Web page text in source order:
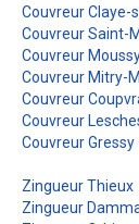
Couvreur Claye-
Couvreur Saint-
Couvreur
Couvreur Mitry-
Couvreur
Couvreur
Couvreur Gressy
Zingueur Thieux
Zingueur